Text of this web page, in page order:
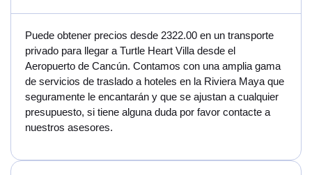
Puede obtener precios desde 2322.00 en un transporte
privado para llegar a Turtle Heart Villa desde el
Aeropuerto de Cancún. Contamos con una amplia gama
de servicios de traslado a hoteles en la Riviera Maya que
seguramente le encantarán y que se ajustan a cualquier
presupuesto, si tiene alguna duda por favor contacte a
nuestros asesores.